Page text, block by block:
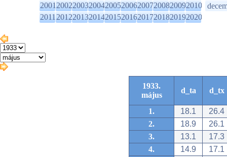
2001200220032004200520062007200820092010
2011201220132014201520162017201820192020
1933.
május
d_ta d_tx
1. 18.1
26.4
2.
18.9
26.1
3.
13.1
17.3
4.
14.9
17.1